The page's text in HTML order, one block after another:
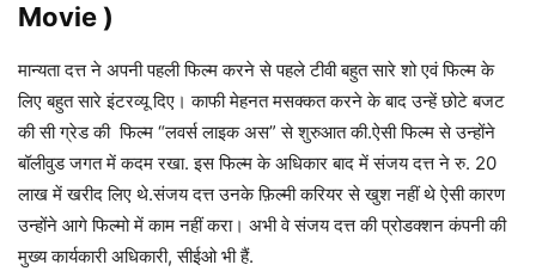
Movie )
मान्यता दत्त ने अपनी पहली फिल्म करने से पहले टीवी बहुत सारे शो एवं फिल्म के
लिए बहुत सारे इंटरव्यू दिए। काफी मेहनत मसक्कत करने के बाद उन्हें छोटे बजट
की सी ग्रेड की फिल्म “लवर्स लाइक अस” से शुरुआत की.ऐसी फिल्म से उन्होंने
बॉलीवुड जगत में कदम रखा. इस फिल्म के अधिकार बाद में संजय दत्त ने रु. 20
लाख में खरीद लिए थे.संजय दत्त उनके फ़िल्मी करियर से खुश नहीं थे ऐसी कारण
उन्होंने आगे फिल्मो में काम नहीं करा। अभी वे संजय दत्त की प्रोडक्शन कंपनी की
मुख्य कार्यकारी अधिकारी, सीईओ भी हैं.